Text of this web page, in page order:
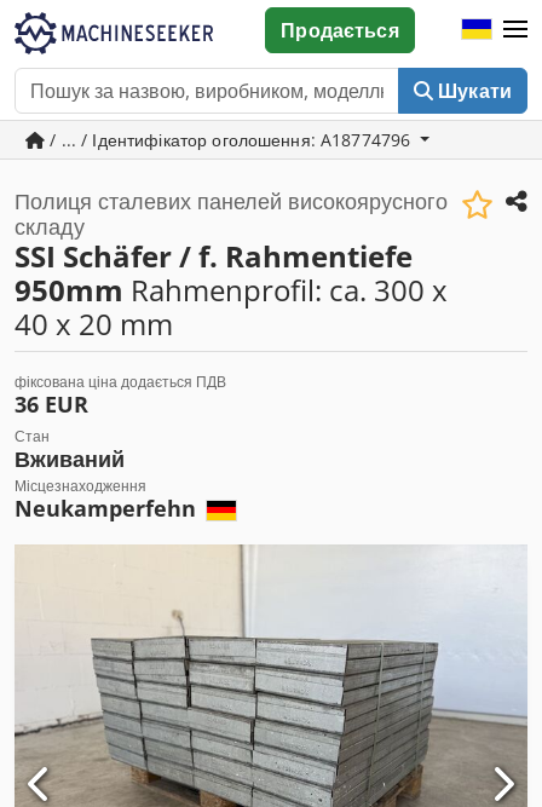
Шукати
Продається
/ ... / Ідентифікатор оголошення: A18774796
Полиця сталевих панелей високоярусного
складу
SSI Schäfer / f. Rahmentiefe
950mm Rahmenprofil: ca. 300 x
40 x 20 mm
фіксована ціна додається ПДВ
36 EUR
Стан
Вживаний
Місцезнаходження
Neukamperfehn